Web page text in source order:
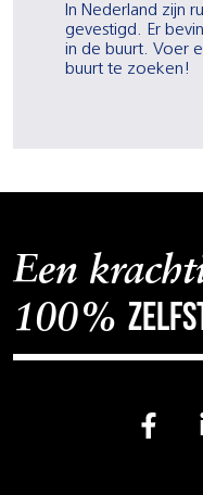
In Nederland zijn
gevestigd. Er
in de buurt. Voer
buurt te zoeken!
Een
100%